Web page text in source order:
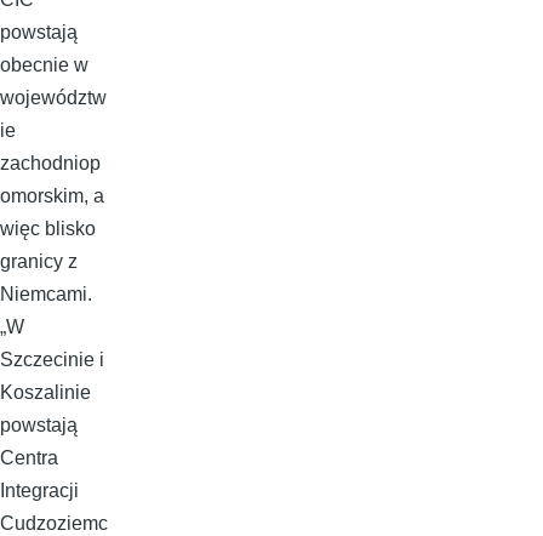
powstają
obecnie w
województw
ie
zachodniop
omorskim, a
więc blisko
granicy z
Niemcami.
„W
Szczecinie i
Koszalinie
powstają
Centra
Integracji
Cudzoziemc